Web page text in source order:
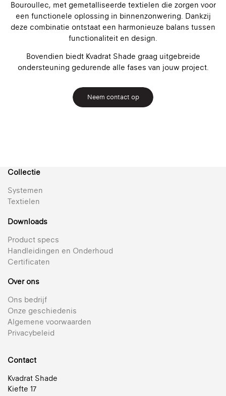
Bouroullec, met gemetalliseerde textielen die zorgen voor
een functionele oplossing in binnenzonwering. Dankzij
deze combinatie ontstaat een harmonieuze balans tussen
functionaliteit en design.
Bovendien biedt Kvadrat Shade graag uitgebreide
ondersteuning gedurende alle fases van jouw project.
Neem contact op
Collectie
Systemen
Textielen
Downloads
Product specs
Handleidingen en Onderhoud
Certificaten
Over ons
Ons bedrijf
Onze geschiedenis
Algemene voorwaarden
Privacybeleid
Contact
Kvadrat Shade
Kiefte 17